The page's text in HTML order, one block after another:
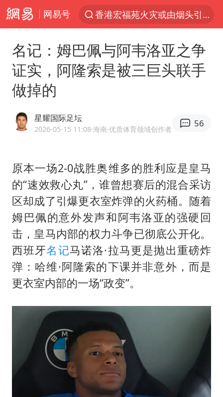
网易号
香港宏福苑火灾或由烟头引起
云南一地村民过火把节意外灼伤16人
浙江海事局启动Ⅰ级防台应急响应
预计“白海豚”明晚将在浙江舟山到福建福鼎一带沿海登陆
今年第二强台风将带来多大影响
美股创4月份以来最大单周涨幅
俄黑客称掌握北约直接参与袭俄证据
光伏八巨头签署“不低于成本价”倡议
女子被狗舔脚确诊三级暴露 医生回应
泰国校园枪击事件已致8死30余伤
胡彦斌获《歌手2026》歌王
中医教你一招提升气血
我国外贸延续良好增长态势
夯实基础开新局
名记：姆巴佩与阿韦洛亚之争
证实，阿隆索是被三巨头联手
做掉的
星耀国际足坛
2026-05-15 11:08·海南·优质体育领域创作者
56
原本一场2-0战胜奥维多的胜利应是皇马
的“速效救心丸”，谁曾想赛后的混合采访
区却成了引爆更衣室炸弹的火药桶。随着
姆巴佩的意外发声和阿韦洛亚的强硬回
击，皇马内部的权力斗争已彻底公开化。
西班牙名记马诺洛·拉马更是抛出重磅炸
弹：哈维·阿隆索的下课并非意外，而是
更衣室内部的一场“政变”。